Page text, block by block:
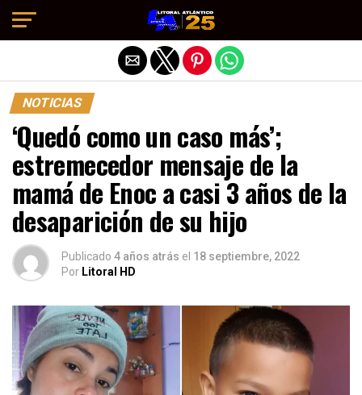
NOTICIAS
‘Quedó como un caso más’;
estremecedor mensaje de la
mamá de Enoc a casi 3 años de la
desaparición de su hijo
Publicado 4 años atrás el 18 septiembre, 2022
Por Litoral HD
Salir de la versión móvil